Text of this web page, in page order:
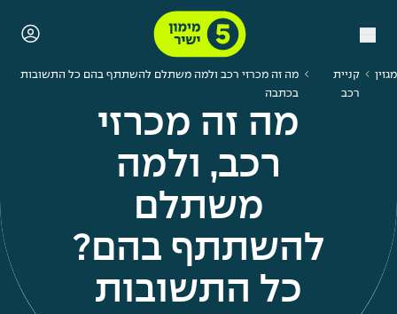
מגזין
קניית
רכב
מה זה מכרזי רכב ולמה משתלם להשתתף בהם כל התשובות
בכתבה
מה זה מכרזי
רכב, ולמה
משתלם
להשתתף בהם?
כל התשובות